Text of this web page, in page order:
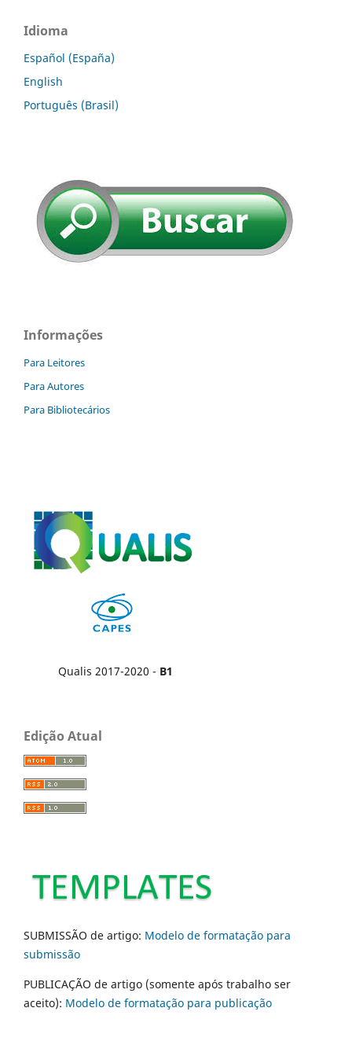
Idioma
Español (España)
English
Português (Brasil)
Informações
Para Leitores
Para Autores
Para Bibliotecários
Qualis 2017-2020 - B1
Edição Atual
SUBMISSÃO de artigo: Modelo de formatação para
submissão
PUBLICAÇÃO de artigo (somente após trabalho ser
aceito): Modelo de formatação para publicação